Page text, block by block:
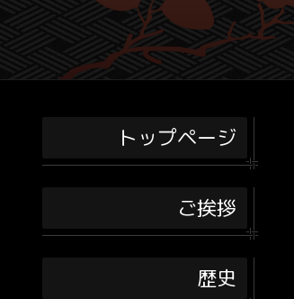
トップページ
ご挨拶
歴史